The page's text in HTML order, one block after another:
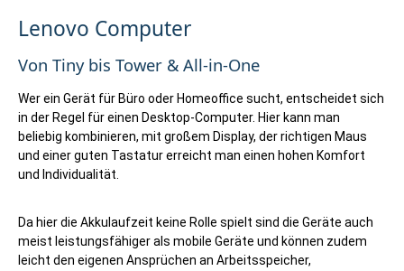
Lenovo Computer
Von Tiny bis Tower & All-in-One
Wer ein Gerät für Büro oder Homeoffice sucht, entscheidet sich
in der Regel für einen Desktop-Computer. Hier kann man
beliebig kombinieren, mit großem Display, der richtigen Maus
und einer guten Tastatur erreicht man einen hohen Komfort
und Individualität.
Da hier die Akkulaufzeit keine Rolle spielt sind die Geräte auch
meist leistungsfähiger als mobile Geräte und können zudem
leicht den eigenen Ansprüchen an Arbeitsspeicher,